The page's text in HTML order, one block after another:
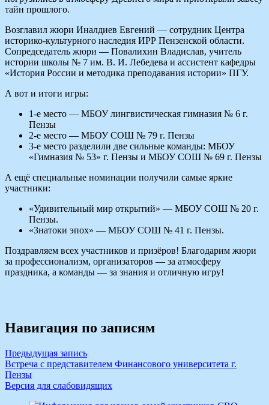
тайн прошлого.
Возглавил жюри Иналдиев Евгений — сотрудник Центра
историко‑культурного наследия ИРР Пензенской области.
Сопредседатель жюри — Повалихин Владислав, учитель
истории школы № 7 им. В. И. Лебедева и ассистент кафедры
«История России и методика преподавания истории» ПГУ.
А вот и итоги игры:
1‑е место — МБОУ лингвистическая гимназия № 6 г.
Пензы
2‑е место — МБОУ СОШ № 79 г. Пензы
3‑е место разделили две сильные команды: МБОУ
«Гимназия № 53» г. Пензы и МБОУ СОШ № 69 г. Пензы
А ещё специальные номинации получили самые яркие
участники:
«Удивительный мир открытий» — МБОУ СОШ № 20 г.
Пензы.
«Знатоки эпох» — МБОУ СОШ № 41 г. Пензы.
Поздравляем всех участников и призёров! Благодарим жюри
за профессионализм, организаторов — за атмосферу
праздника, а команды — за знания и отличную игру!
Навигация по записям
Предыдущая запись
Встреча с представителем Финансового университета г.
Пензы
Версия для слабовидящих